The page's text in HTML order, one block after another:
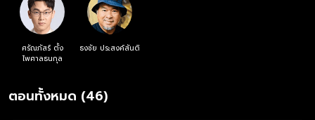
ศรัณภัสร์ ตั้ง
ไพศาลธนกุล
ธงชัย ประสงค์สันติ
ตอนทั้งหมด (46)